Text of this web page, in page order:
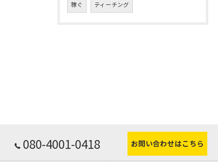
稼ぐ ティーチング
080-4001-0418 お問い合わせはこちら